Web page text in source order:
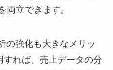
両立できます。
の強化も大きなメリッ
すれば、売上データの分